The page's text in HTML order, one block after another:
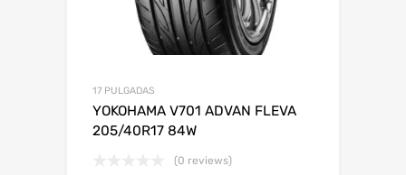
17 PULGADAS
YOKOHAMA V701 ADVAN FLEVA
205/40R17 84W
(0 reviews)